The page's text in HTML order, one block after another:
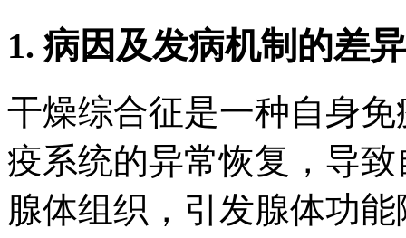
1. 病因及发病机制的差异
干燥综合征是一种自身
疫系统的异常恢复，导
腺体组织，引发腺体功